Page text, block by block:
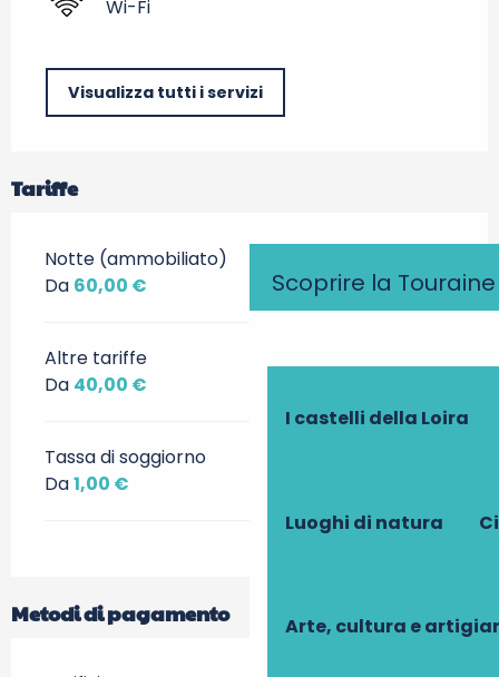
Scoprire la Touraine
I castelli della Loira
Luoghi di natura
Arte, cultura e
Wi-Fi
Visualizza tutti i servizi
Tariffe
Notte (ammobiliato)
Da 60,00 €
Altre tariffe
Da 40,00 €
Tassa di soggiorno
Da1,00 €
Metodi di pagamento